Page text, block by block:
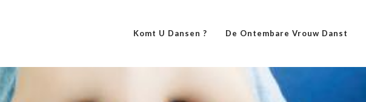
Komt U Dansen ? De Ontembare Vrouw Danst